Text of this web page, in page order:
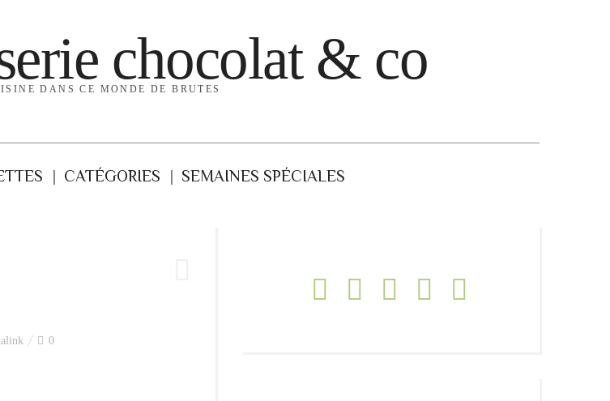
chocolat & co
DANS CE MONDE DE BRUTES
CATÉGORIES SEMAINES SPÉCIALES
0